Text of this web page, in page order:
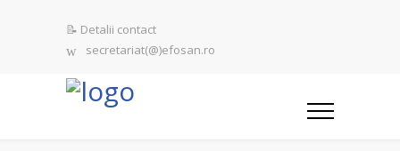
📝 Detalii contact
secretariat(@)efosan.ro